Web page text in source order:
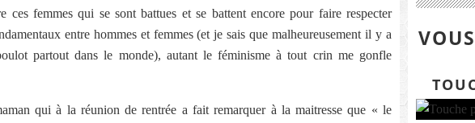
ces femmes qui se sont battues et se battent encore pour faire respecter
entre hommes et femmes (et je sais que malheureusement il y a
partout dans le monde), autant le féminisme à tout crin me gonfle
qui à la réunion de rentrée a fait remarquer à la maitresse que « le